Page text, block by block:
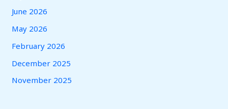
June 2026
May 2026
February 2026
December 2025
November 2025